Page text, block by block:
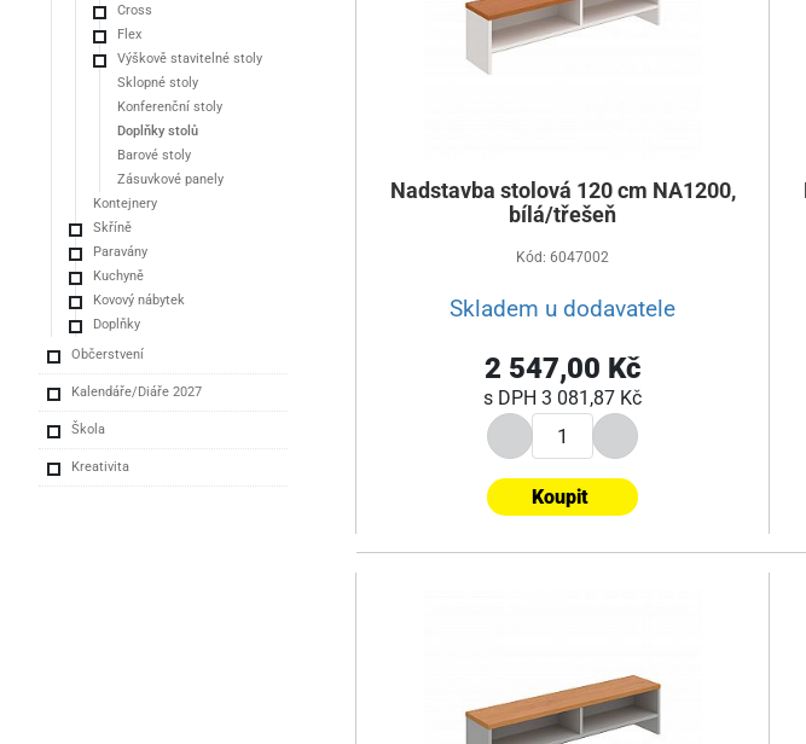
Cross
Flex
Výškově stavitelné stoly
Sklopné stoly
Konferenční stoly
Doplňky stolů
Barové stoly
Zásuvkové panely
Kontejnery
Skříně
Paravány
Kuchyně
Kovový nábytek
Doplňky
Občerstvení
Kalendáře/Diáře 2027
Škola
Kreativita
Nadstavba stolová 120 cm NA1200,
bílá/třešeň
Kód: 6047002
Skladem u dodavatele
2 547,00 Kč
s DPH 3 081,87 Kč
Koupit